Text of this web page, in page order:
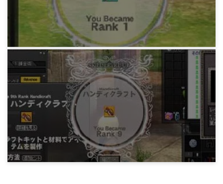
19年前
マビノギ日記
みどりの会話。言葉こそ人類の生み出した最大
の発明。
19年前